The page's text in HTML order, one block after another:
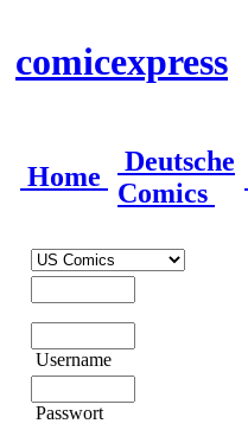
comicexpress
Home
Deutsche
Comics
Username
Passwort